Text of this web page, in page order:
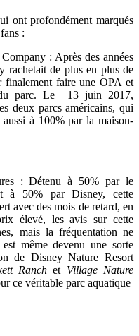
ont profondément marqués
:
: Après des années
rachetait de plus en plus de
faire une OPA et
parc. Le 13 juin 2017,
deux parcs américains, qui
à 100% par la maison-
: Détenu à 50% par le
à 50% par Disney, cette
avec des mois de retard, en
élevé, les avis sur cette
mais la fréquentation ne
même devenu une sorte
de Disney Nature Resort
Ranch et Village Nature
ce véritable parc aquatique